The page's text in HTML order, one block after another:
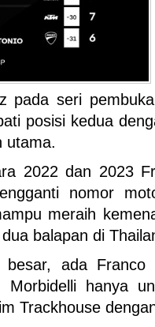
pada seri
posisi kedua
utama.
2022 dan 2023
nomor
meraih
balapan di
besar, ada Franco
Morbidelli hanya
Trackhouse